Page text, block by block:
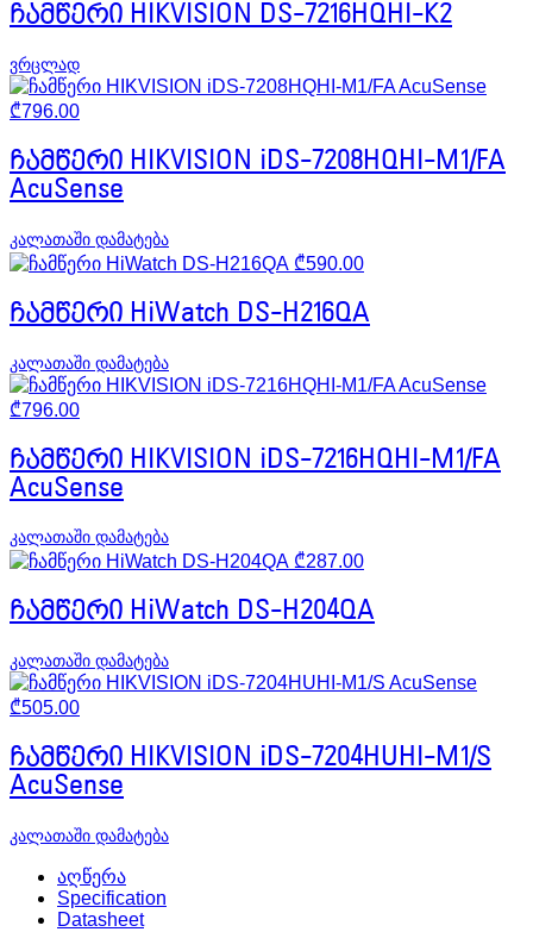
ჩამწერი HIKVISION DS-7216HQHI-K2
ვრცლად
₾796.00
ჩამწერი HIKVISION iDS-7208HQHI-M1/FA
AcuSense
კალათაში დამატება
₾590.00
ჩამწერი HiWatch DS-H216QA
კალათაში დამატება
₾796.00
ჩამწერი HIKVISION iDS-7216HQHI-M1/FA
AcuSense
კალათაში დამატება
₾287.00
ჩამწერი HiWatch DS-H204QA
კალათაში დამატება
₾505.00
ჩამწერი HIKVISION iDS-7204HUHI-M1/S
AcuSense
კალათაში დამატება
აღწერა
Specification
Datasheet